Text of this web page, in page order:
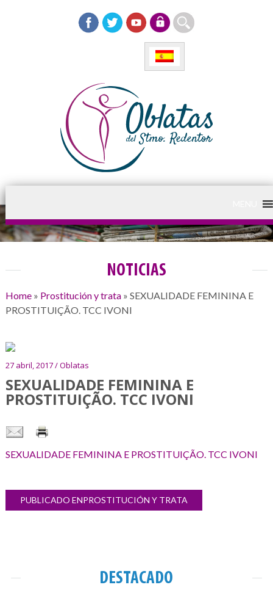
NOTICIAS
Home» Prostitución y trata» SEXUALIDADE FEMININA E
PROSTITUIÇÃO. TCC IVONI
27 abril, 2017 / Oblatas
SEXUALIDADE FEMININA E
PROSTITUIÇÃO. TCC IVONI
SEXUALIDADE FEMININA E PROSTITUIÇÃO. TCC IVONI
Galería
Navegación
de
PUBLICADO ENPROSTITUCIÓN Y TRATA
DESTACADO